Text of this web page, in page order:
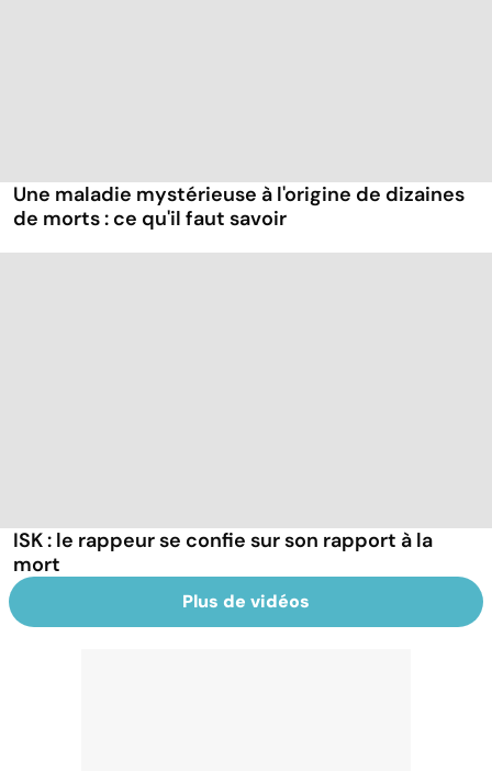
Une maladie mystérieuse à l'origine de dizaines
de morts : ce qu'il faut savoir
ISK : le rappeur se confie sur son rapport à la
mort
Plus de vidéos